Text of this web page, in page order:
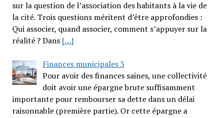
sur la question de l’association des habitants à la vie de
la cité. Trois questions méritent d’être approfondies :
Qui associer, quand associer, comment s’appuyer sur la
réalité ? Dans […]
Finances municipales 3
Pour avoir des finances saines, une collectivité
doit avoir une épargne brute suffisamment
importante pour rembourser sa dette dans un délai
raisonnable (première partie). Or cette épargne a